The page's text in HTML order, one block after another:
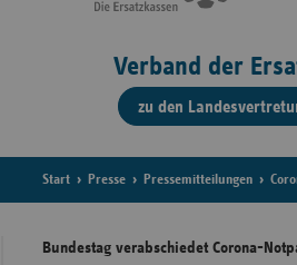
Verband der
zu den
Start Presse Pressemitteilungen
Bundestag verabschiedet Corona-